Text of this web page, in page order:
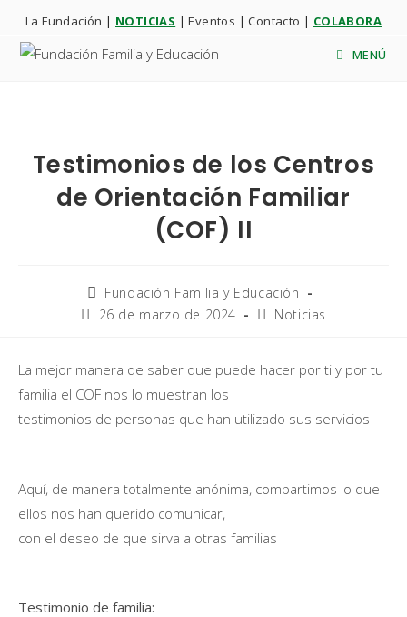
La Fundación | NOTICIAS |Eventos |Contacto | COLABORA
MENÚ
Testimonios de los Centros
de Orientación Familiar
(COF) II
Fundación Familia y Educación
26 de marzo de 2024
Noticias
La mejor manera de saber que puede hacer por ti y por tu
familia el COF nos lo muestran los
testimonios de personas que han utilizado sus servicios
Aquí, de manera totalmente anónima, compartimos lo que
ellos nos han querido comunicar,
con el deseo de que sirva a otras familias
Testimonio de familia: